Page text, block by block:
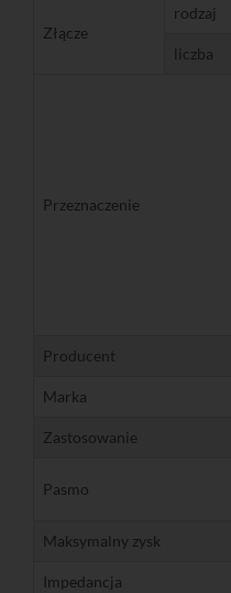
Złącze
rodzaj
liczba
Przeznaczenie
Producent
Marka
Zastosowanie
Pasmo
Maksymalny zysk
Impedancja